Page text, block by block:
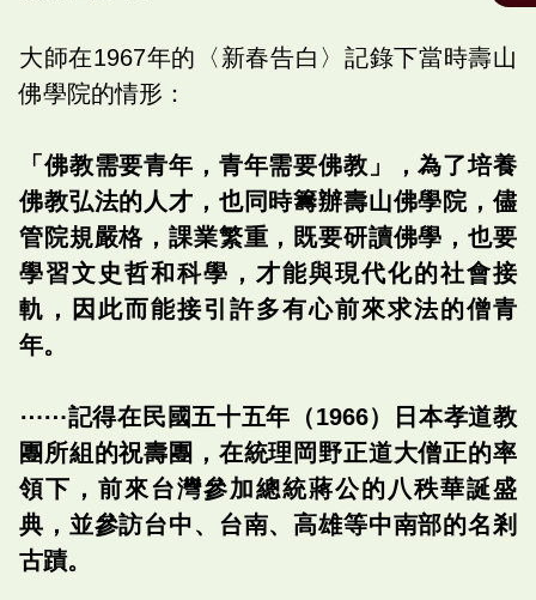
大師在1967年的〈新春告白〉記錄下當時壽山
佛學院的情形：
「佛教需要青年，青年需要佛教」，為了培養
佛教弘法的人才，也同時籌辦壽山佛學院，儘
管院規嚴格，課業繁重，既要研讀佛學，也要
學習文史哲和科學，才能與現代化的社會接
軌，因此而能接引許多有心前來求法的僧青
年。
⋯⋯記得在民國五十五年（1966）日本孝道教
團所組的祝壽團，在統理岡野正道大僧正的率
領下，前來台灣參加總統蔣公的八秩華誕盛
典，並參訪台中、台南、高雄等中南部的名剎
古蹟。